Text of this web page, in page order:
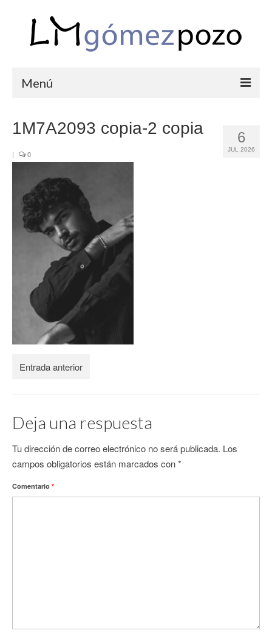
Menú
COMUNIONES
CORPORATIVAS
SEMANA SANTA
BLOG
SOBRE LM
CONTACTO
6
JUL 2026
1M7A2093 copia-2 copia
| 0
Entrada anterior
Deja una respuesta
Tu dirección de correo electrónico no será publicada. Los
campos obligatorios están marcados con*
Comentario *